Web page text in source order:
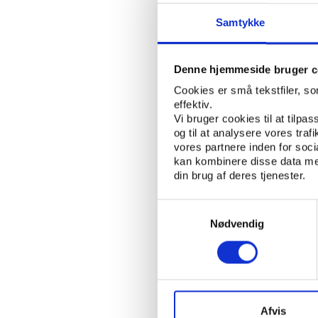
Samtykke
Denne hjemmeside bruger
Cookies er små tekstfiler,
effektiv.
Vi bruger cookies til at
og til at analysere vores
vores partnere inden for
kan kombinere disse data
din brug af deres tjenester.
Nødvendig
Afvis
Kulturminister Uffe
tilfreds med det nye
idrætsbegivenheder.
største og mest
til de nationale
det mig, at vi nu
Samtidig foretager vi
i endnu højere grad
Elbæk.Som en
udpegningen af
Association (ISCA)
som formand.
Endnu en del af